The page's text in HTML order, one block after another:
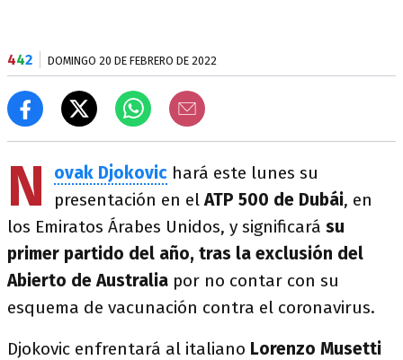
442 DOMINGO 20 DE FEBRERO DE 2022
N ovak Djokovic hará este lunes su
presentación en elATP 500 de Dubái, en
los Emiratos Árabes Unidos, y significará su
primer partido del año, tras la exclusión del
Abierto de Australia por no contar con su
esquema de vacunación contra el coronavirus.
Djokovic enfrentará al italiano Lorenzo Musetti